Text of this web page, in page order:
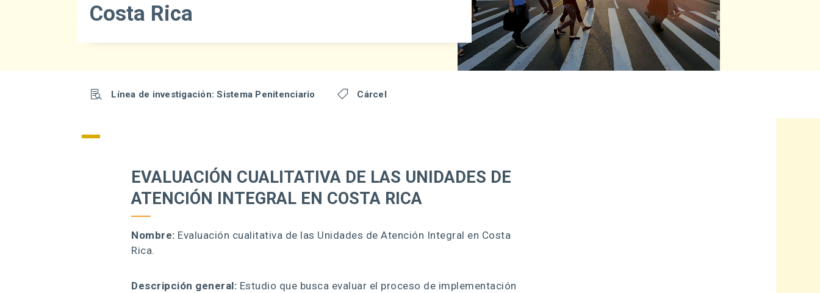
Costa Rica
 Línea de investigación: Sistema Penitenciario  Cárcel
EVALUACIÓN CUALITATIVA DE LAS UNIDADES DE
ATENCIÓN INTEGRAL EN COSTA RICA
Nombre: Evaluación cualitativa de las Unidades de Atención Integral en Costa
Rica.
Descripción general: Estudio que busca evaluar el proceso de implementación